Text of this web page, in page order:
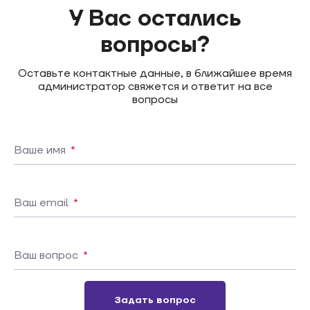
У Вас остались
вопросы?
Оставьте контактные данные, в ближайшее время
администратор свяжется и ответит на все
вопросы
Ваше имя *
Ваш email *
Ваш вопрос *
Задать вопрос